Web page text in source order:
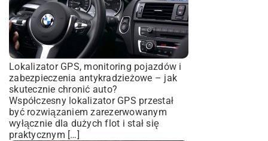
Lokalizator GPS, monitoring pojazdów i
zabezpieczenia antykradzieżowe – jak
skutecznie chronić auto?
Współczesny lokalizator GPS przestał
być rozwiązaniem zarezerwowanym
wyłącznie dla dużych flot i stał się
praktycznym […]